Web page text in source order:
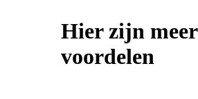
Hier zijn meer
voordelen